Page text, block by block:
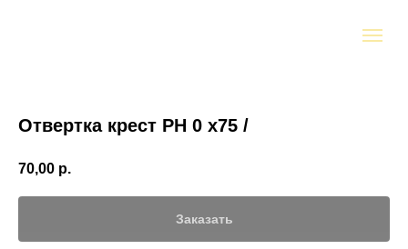
Отвертка крест PH 0 х75 /
70,00 р.
Заказать